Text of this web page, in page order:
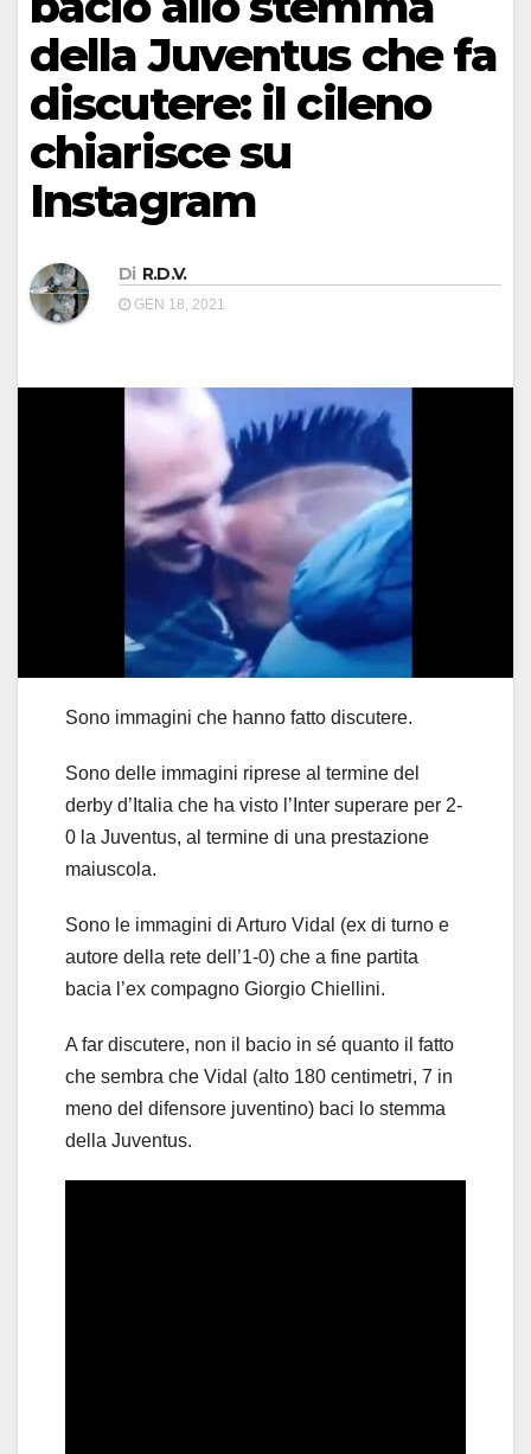
della Juventus che fa
discutere: il cileno
chiarisce su
Instagram
Di R.D.V.
GEN 18, 2021
Sono immagini che hanno fatto discutere.
Sono delle immagini riprese al termine del
derby d’Italia che ha visto l’Inter superare per 2-
0 la Juventus, al termine di una prestazione
maiuscola.
Sono le immagini di Arturo Vidal (ex di turno e
autore della rete dell’1-0) che a fine partita
bacia l’ex compagno Giorgio Chiellini.
A far discutere, non il bacio in sé quanto il fatto
che sembra che Vidal (alto 180 centimetri, 7 in
meno del difensore juventino) baci lo stemma
della Juventus.